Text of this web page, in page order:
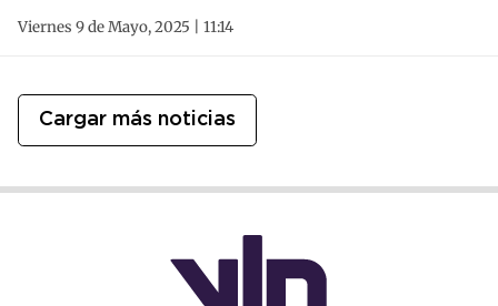
Viernes 9 de Mayo, 2025 | 11:14
Cargar más noticias